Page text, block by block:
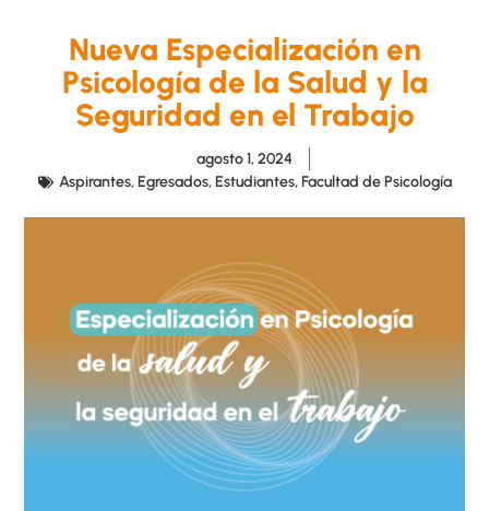
Nueva Especialización en
Psicología de la Salud y la
Seguridad en el Trabajo
agosto 1, 2024
Aspirantes,Egresados,Estudiantes,Facultad de Psicología